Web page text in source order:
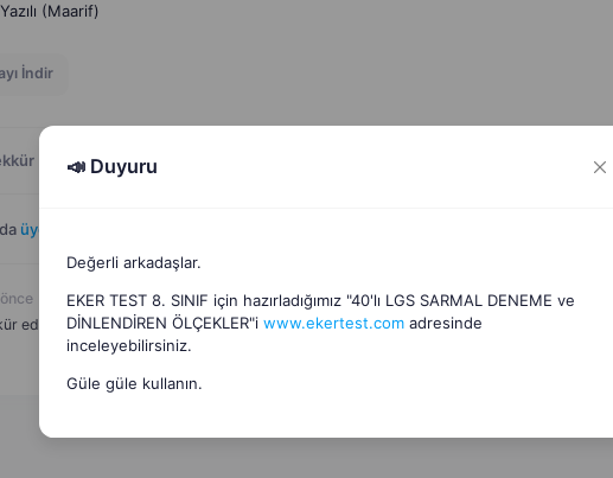
(Maarif)
İndir
Hata Bildir
üye ol
ederim, sorular ideal bir düzeyde hazırlanmış.
📣 Duyuru
Değerli arkadaşlar.
EKER TEST 8. SINIF için hazırladığımız "40'lı LGS SARMAL DENEME ve
DİNLENDİREN ÖLÇEKLER"i www.ekertest.comadresinde
inceleyebilirsiniz.
Güle güle kullanın.